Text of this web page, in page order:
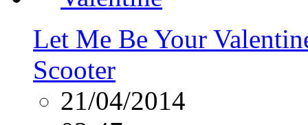
Let Me Be Your
Scooter
21/04/2014